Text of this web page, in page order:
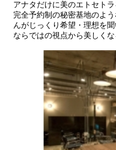
アナタだけに美のエトセト
完全予約制の秘密基地のよ
んがじっくり希望・理想を
ならではの視点から美しく